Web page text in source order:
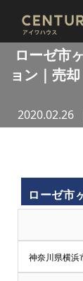
ローゼ市
ョン｜売
2020.02.26
買
取
王
で
ローゼ市
神奈川県横浜